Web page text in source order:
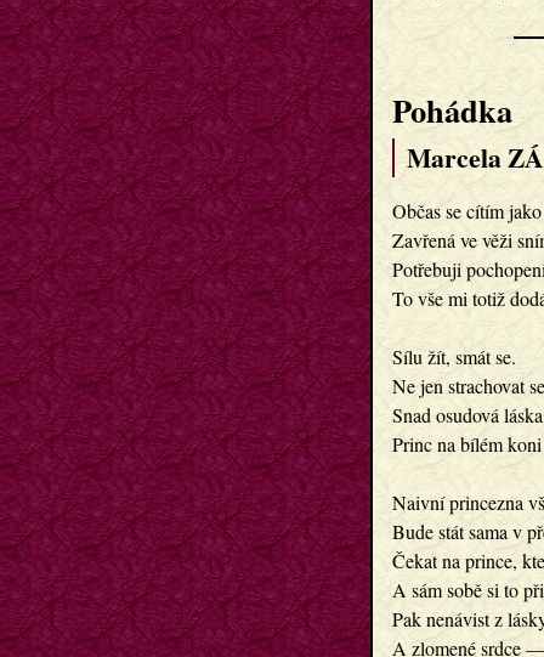
Pohádka
Marcela
Občas se cítím
Zavřená ve věži
Potřebuji
To vše mi totiž
Sílu žít, smát se.
Ne jen strachovat
Snad osudová
Princ na bílém
Naivní princezna
Bude stát sama v
Čekat na prince,
A sám sobě si to
Pak nenávist z